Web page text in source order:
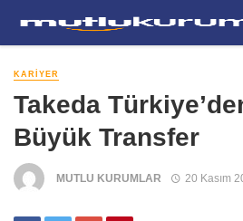
KARIYER
Takeda
Büyük Transfer
MUTLU KURUMLAR 20 Kasım